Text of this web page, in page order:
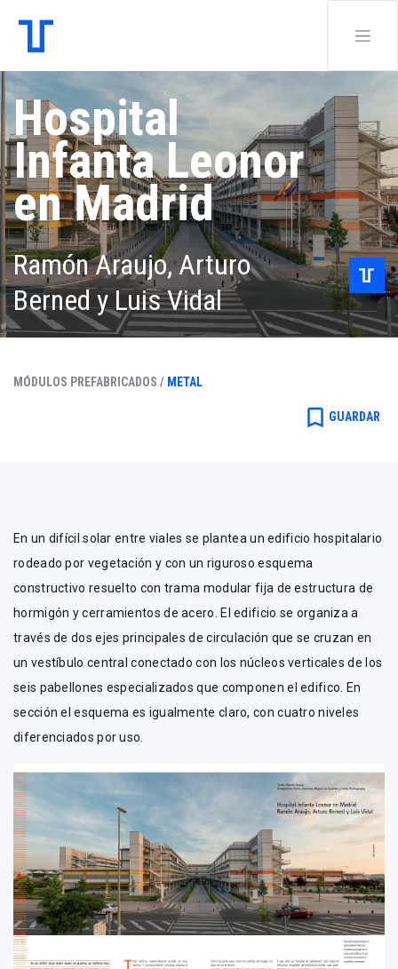
Hospital
Infanta Leonor
en Madrid
Ramón Araujo, Arturo
Berned y Luis Vidal
MÓDULOS PREFABRICADOS / METAL
bookmark_border GUARDAR
En un difícil solar entre viales se plantea un edificio hospitalario
rodeado por vegetación y con un riguroso esquema
constructivo resuelto con trama modular fija de estructura de
hormigón y cerramientos de acero. El edificio se organiza a
través de dos ejes principales de circulación que se cruzan en
un vestíbulo central conectado con los núcleos verticales de los
seis pabellones especializados que componen el edifico. En
sección el esquema es igualmente claro, con cuatro niveles
diferenciados por uso.